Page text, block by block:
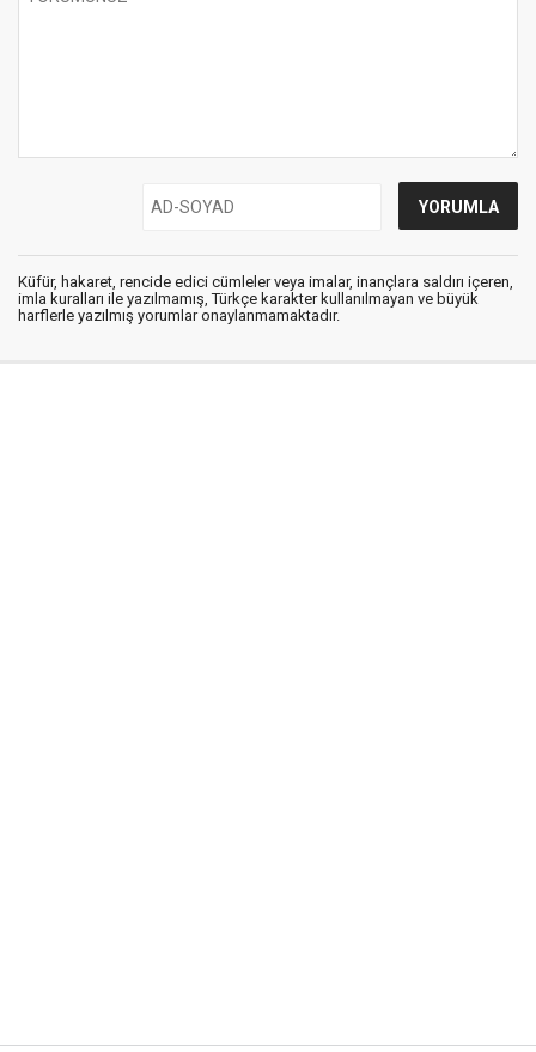
Küfür, hakaret, rencide edici cümleler veya imalar, inançlara saldırı içeren,
imla kuralları ile yazılmamış, Türkçe karakter kullanılmayan ve büyük
harflerle yazılmış yorumlar onaylanmamaktadır.